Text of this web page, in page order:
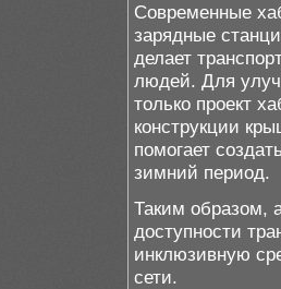
Современные
зарядные
делает
людей. Для
только проект
конструкции
помогает
зимний период.
Таким образом,
доступности
инклюзивную
сети.